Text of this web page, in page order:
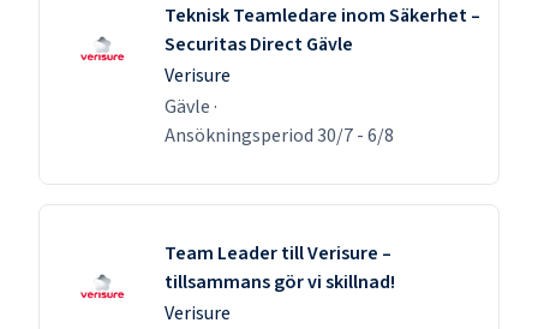
Teknisk Teamledare inom Säkerhet –
Securitas Direct Gävle
Verisure
Gävle ·
Ansökningsperiod30/7-6/8
Team Leader till Verisure –
tillsammans gör vi skillnad!
Verisure